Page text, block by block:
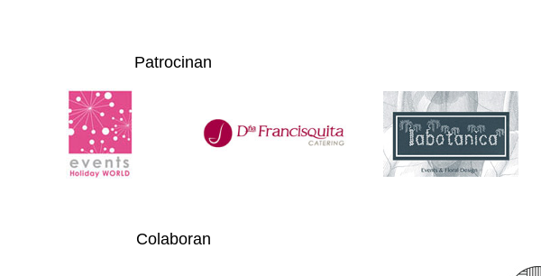
Patrocinan
Colaboran